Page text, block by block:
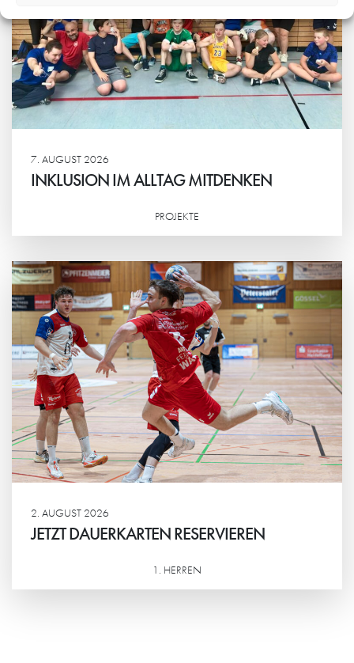
7. AUGUST 2026
INKLUSION IM ALLTAG MITDENKEN
PROJEKTE
2. AUGUST 2026
JETZT DAUERKARTEN RESERVIEREN
1. HERREN